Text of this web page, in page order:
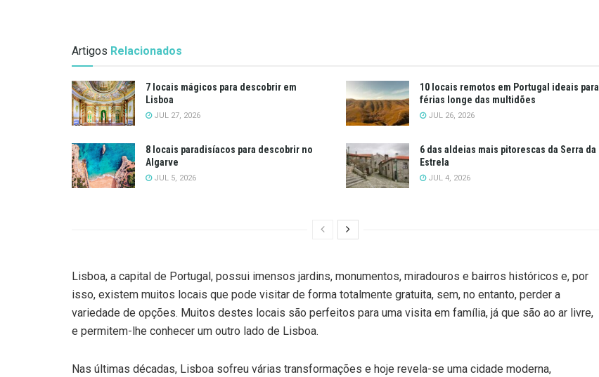
Artigos Relacionados
7 locais mágicos para descobrir em
Lisboa
JUL 27, 2026
10 locais remotos em Portugal ideais para
férias longe das multidões
JUL 26, 2026
8 locais paradisíacos para descobrir no
Algarve
JUL 5, 2026
6 das aldeias mais pitorescas da Serra da
Estrela
JUL 4, 2026
Lisboa, a capital de Portugal, possui imensos jardins, monumentos, miradouros e bairros históricos e, por
isso, existem muitos locais que pode visitar de forma totalmente gratuita, sem, no entanto, perder a
variedade de opções. Muitos destes locais são perfeitos para uma visita em família, já que são ao ar livre,
e permitem-lhe conhecer um outro lado de Lisboa.
Nas últimas décadas, Lisboa sofreu várias transformações e hoje revela-se uma cidade moderna,